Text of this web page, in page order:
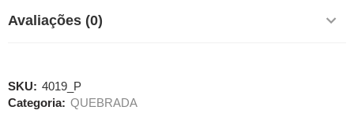
Avaliações (0)
SKU: 4019_P
Categoria: QUEBRADA